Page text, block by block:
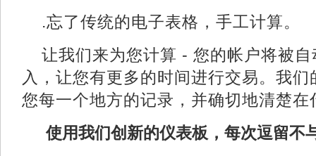
.忘了传统的电子表格，手工计算。
让我们来为您计算 - 您的帐户将被
入，让您有更多的时间进行交易。我
您每一个地方的记录，并确切地清楚在
使用我们创新的仪表板，每次逗留不